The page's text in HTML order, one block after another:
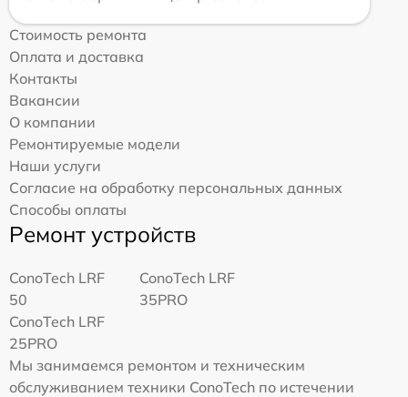
Стоимость ремонта
Оплата и доставка
Контакты
Вакансии
О компании
Ремонтируемые модели
Наши услуги
Согласие на обработку персональных данных
Способы оплаты
Ремонт устройств
ConoTech LRF
50
ConoTech LRF
35PRO
ConoTech LRF
25PRO
Мы занимаемся ремонтом и техническим
обслуживанием техники ConoTech по истечении